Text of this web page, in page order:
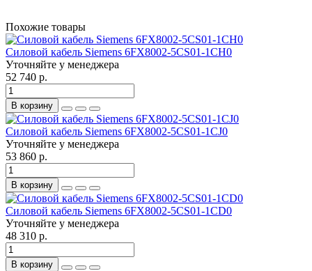
Похожие товары
Силовой кабель Siemens 6FX8002-5CS01-1CH0
Уточняйте у менеджера
52 740 р.
В корзину
Силовой кабель Siemens 6FX8002-5CS01-1CJ0
Уточняйте у менеджера
53 860 р.
В корзину
Силовой кабель Siemens 6FX8002-5CS01-1CD0
Уточняйте у менеджера
48 310 р.
В корзину